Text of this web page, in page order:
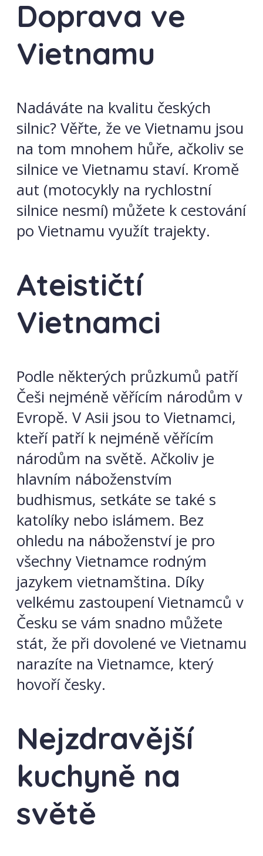
Doprava ve
Vietnamu
Nadáváte na kvalitu českých
silnic? Věřte, že ve Vietnamu jsou
na tom mnohem hůře, ačkoliv se
silnice ve Vietnamu staví. Kromě
aut (motocykly na rychlostní
silnice nesmí) můžete k cestování
po Vietnamu využít trajekty.
Ateističtí
Vietnamci
Podle některých průzkumů patří
Češi nejméně věřícím národům v
Evropě. V Asii jsou to Vietnamci,
kteří patří k nejméně věřícím
národům na světě. Ačkoliv je
hlavním náboženstvím
budhismus, setkáte se také s
katolíky nebo islámem. Bez
ohledu na náboženství je pro
všechny Vietnamce rodným
jazykem vietnamština. Díky
velkému zastoupení Vietnamců v
Česku se vám snadno můžete
stát, že při dovolené ve Vietnamu
narazíte na Vietnamce, který
hovoří česky.
Nejzdravější
kuchyně na
světě